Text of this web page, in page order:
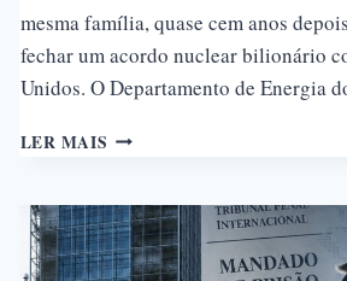
mesma família, quase cem anos
fechar um acordo nuclear bilionário
Unidos. O Departamento de Energia
LER MAIS QUEM
FAMÍLIA
SAUD,
A